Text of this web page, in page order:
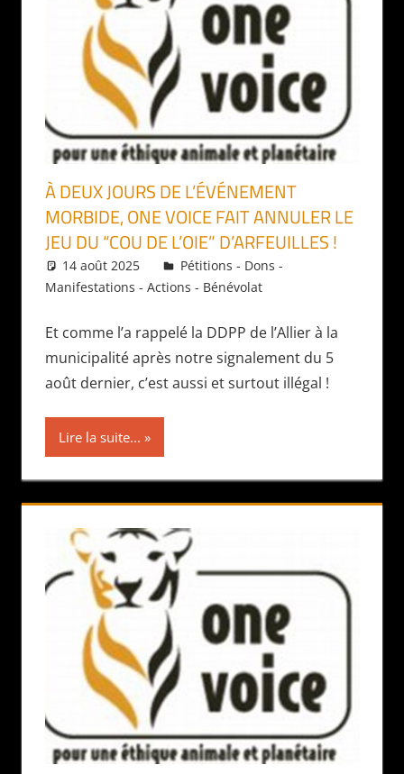
À DEUX JOURS DE L’ÉVÉNEMENT
MORBIDE, ONE VOICE FAIT ANNULER LE
JEU DU “COU DE L’OIE” D’ARFEUILLES !
14 août 2025 Daniel
Pétitions - Dons -
Manifestations - Actions - Bénévolat
Et comme l’a rappelé la DDPP de l’Allier à la
municipalité après notre signalement du 5
août dernier, c’est aussi et surtout illégal !
Lire la suite...